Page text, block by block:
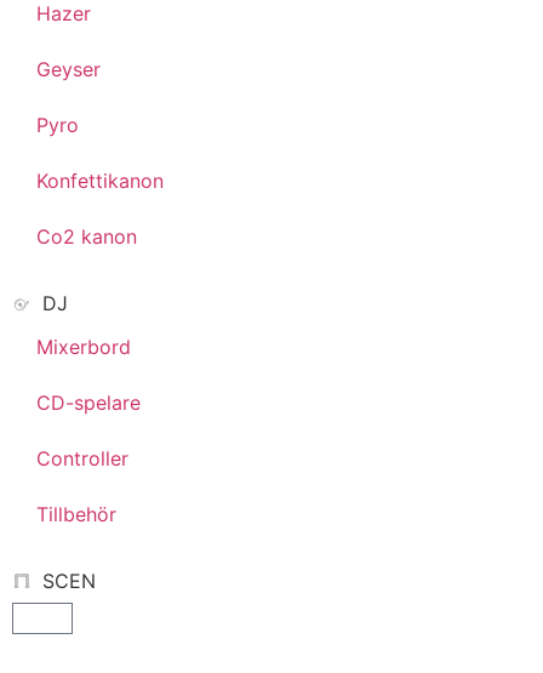
Hazer
Geyser
Pyro
Konfettikanon
Co2 kanon
DJ
Mixerbord
CD-spelare
Controller
Tillbehör
SCEN